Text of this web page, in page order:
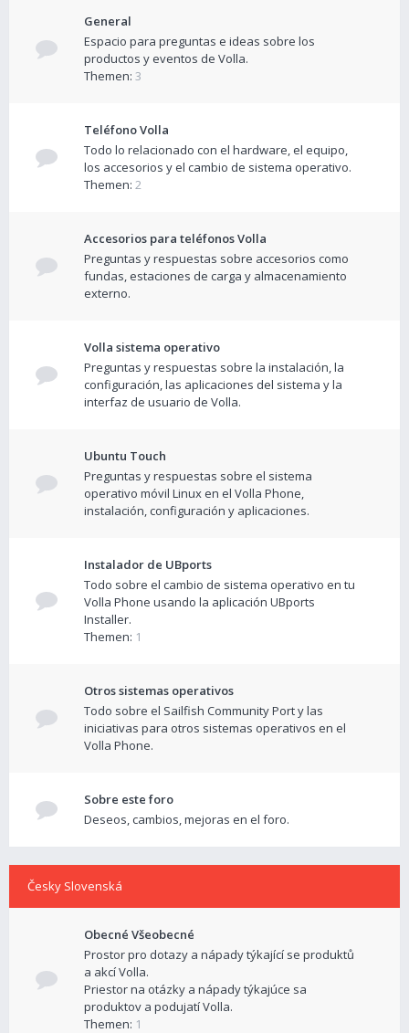
General
Espacio para preguntas e ideas sobre los
productos y eventos de Volla.
Themen: 3
Teléfono Volla
Todo lo relacionado con el hardware, el equipo,
los accesorios y el cambio de sistema operativo.
Themen: 2
Accesorios para teléfonos Volla
Preguntas y respuestas sobre accesorios como
fundas, estaciones de carga y almacenamiento
externo.
Volla sistema operativo
Preguntas y respuestas sobre la instalación, la
configuración, las aplicaciones del sistema y la
interfaz de usuario de Volla.
Ubuntu Touch
Preguntas y respuestas sobre el sistema
operativo móvil Linux en el Volla Phone,
instalación, configuración y aplicaciones.
Instalador de UBports
Todo sobre el cambio de sistema operativo en tu
Volla Phone usando la aplicación UBports
Installer.
Themen: 1
Otros sistemas operativos
Todo sobre el Sailfish Community Port y las
iniciativas para otros sistemas operativos en el
Volla Phone.
Sobre este foro
Deseos, cambios, mejoras en el foro.
Česky Slovenská
Obecné Všeobecné
Prostor pro dotazy a nápady týkající se produktů
a akcí Volla.
Priestor na otázky a nápady týkajúce sa
produktov a podujatí Volla.
Themen: 1